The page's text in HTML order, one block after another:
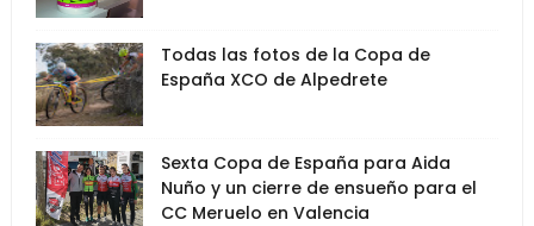
Todas las fotos de la Copa de
España XCO de Alpedrete
Sexta Copa de España para Aida
Nuño y un cierre de ensueño para el
CC Meruelo en Valencia